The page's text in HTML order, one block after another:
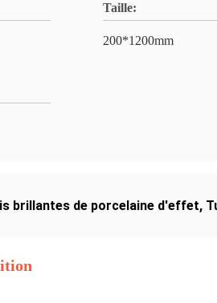
Taille:
200*1200mm
brillantes de porcelaine d'effet,